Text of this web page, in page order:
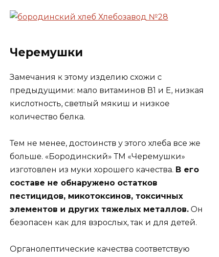
Черемушки
Замечания к этому изделию схожи с
предыдущими: мало витаминов В1 и Е, низкая
кислотность, светлый мякиш и низкое
количество белка.
Тем не менее, достоинств у этого хлеба все же
больше. «Бородинский» ТМ «Черемушки»
изготовлен из муки хорошего качества. В его
составе не обнаружено остатков
пестицидов, микотоксинов, токсичных
элементов и других тяжелых металлов. Он
безопасен как для взрослых, так и для детей.
Органолептические качества соответствую